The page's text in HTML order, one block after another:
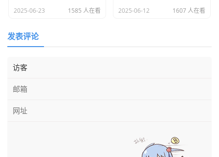
2025-06-23 1585 人在看 2025-06-12 1607 人在看
发表评论